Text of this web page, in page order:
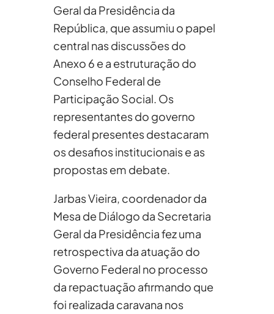
Geral da Presidência da
República, que assumiu o papel
central nas discussões do
Anexo 6 e a estruturação do
Conselho Federal de
Participação Social. Os
representantes do governo
federal presentes destacaram
os desafios institucionais e as
propostas em debate.
Jarbas Vieira, coordenador da
Mesa de Diálogo da Secretaria
Geral da Presidência fez uma
retrospectiva da atuação do
Governo Federal no processo
da repactuação afirmando que
foi realizada caravana nos